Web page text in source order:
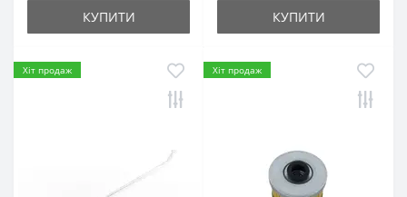
КУПИТИ КУПИТИ
Хіт продаж Хіт продаж